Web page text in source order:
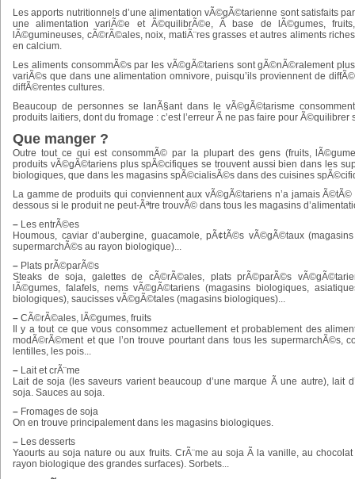
Les apports nutritionnels d’une alimentation vÃ©gÃ©tarienne sont satisfaits par
une alimentation variÃ©e et Ã©quilibrÃ©e, Ã base de lÃ©gumes, fruits,
lÃ©gumineuses, cÃ©rÃ©ales, noix, matiÃ¨res grasses et autres aliments riches
en calcium.
Les aliments consommÃ©s par les vÃ©gÃ©tariens sont gÃ©nÃ©ralement plus
variÃ©s que dans une alimentation omnivore, puisqu’ils proviennent de
diffÃ©rentes cultures.
Beaucoup de personnes se lanÃ§ant dans le vÃ©gÃ©tarisme
produits laitiers, dont du fromage : c’est l’erreur Ã ne pas faire pour Ã©quilibrer
Que manger ?
Outre tout ce qui est consommÃ© par la plupart des gens (fruits,
produits vÃ©gÃ©tariens plus spÃ©cifiques se trouvent aussi bien dans les
biologiques, que dans les magasins spÃ©cialisÃ©s dans des cuisines
La gamme de produits qui conviennent aux vÃ©gÃ©tariens n’a jamais
dessous si le produit ne peut-Ãªtre trouvÃ© dans tous les magasins
– Les entrÃ©es
Houmous, caviar d’aubergine, guacamole, pÃ¢tÃ©s vÃ©gÃ©taux
supermarchÃ©s au rayon biologique)...
– Plats prÃ©parÃ©s
Steaks de soja, galettes de cÃ©rÃ©ales, plats prÃ©parÃ©s
lÃ©gumes, falafels, nems vÃ©gÃ©tariens (magasins biologiques,
biologiques), saucisses vÃ©gÃ©tales (magasins biologiques)...
– CÃ©rÃ©ales, lÃ©gumes, fruits
Il y a tout ce que vous consommez actuellement et probablement des
modÃ©rÃ©ment et que l’on trouve pourtant dans tous les supermarchÃ©s,
lentilles, les pois...
– Lait et crÃ¨me
Lait de soja (les saveurs varient beaucoup d’une marque Ã une autre), lait
soja. Sauces au soja.
– Fromages de soja
On en trouve principalement dans les magasins biologiques.
– Les desserts
Yaourts au soja nature ou aux fruits. CrÃ¨me au soja Ã la vanille, au
rayon biologique des grandes surfaces). Sorbets...